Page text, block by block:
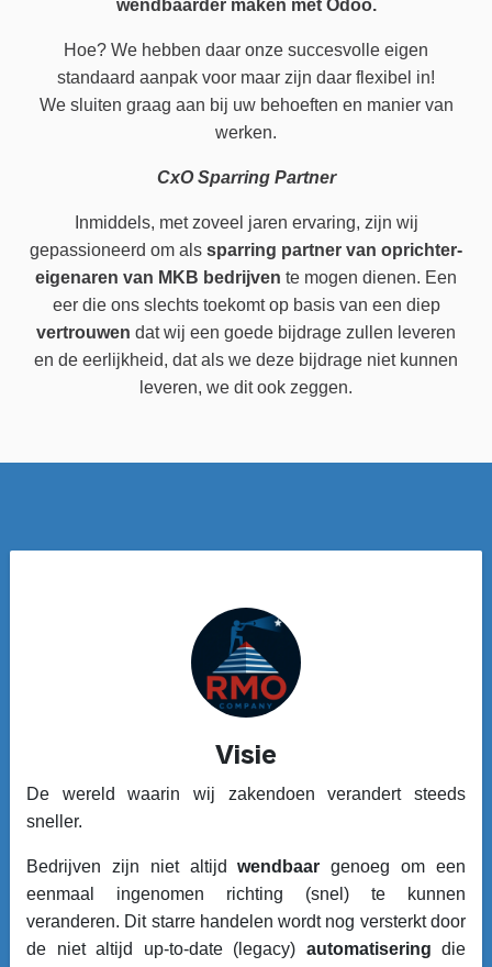
wendbaarder maken met Odoo.
Hoe? We hebben daar onze succesvolle eigen
standaard aanpak voor maar zijn daar flexibel in!
We sluiten graag aan bij uw behoeften en manier van
werken.
CxO Sparring Partner
Inmiddels, met zoveel jaren ervaring, zijn wij
gepassioneerd om als sparring partner van oprichter-
eigenaren van MKB bedrijven te mogen dienen. Een
eer die ons slechts toekomt op basis van een diep
vertrouwen dat wij een goede bijdrage zullen leveren
en de eerlijkheid, dat als we deze bijdrage niet kunnen
leveren, we dit ook zeggen.
Visie
De wereld waarin wij zakendoen verandert steeds
sneller.
Bedrijven zijn niet altijdwendbaargenoeg om een
eenmaal ingenomen richting (snel) te kunnen
veranderen. Dit starre handelen wordt nog versterkt door
de niet altijd up-to-date (legacy) automatisering die